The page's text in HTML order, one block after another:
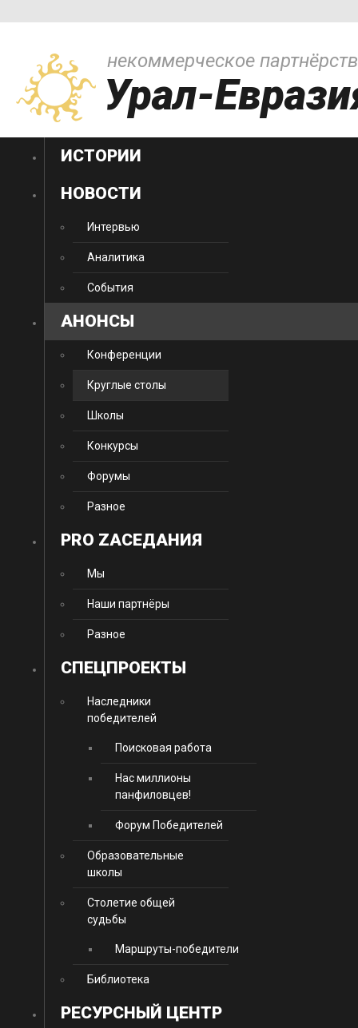
некоммерческое
Урал-
ИСТОРИИ
НОВОСТИ
Интервью
Аналитика
События
АНОНСЫ
Конференции
Круглые столы
Школы
Конкурсы
Форумы
Разное
PRO ZАСЕДАНИЯ
Мы
Наши партнёры
Разное
CПЕЦПРОЕКТЫ
Наследники
победителей
Поисковая работа
Нас миллионы
панфиловцев!
Форум Победителей
Образовательные
школы
Столетие общей
судьбы
Маршруты-победители
Библиотека
РЕСУРСНЫЙ ЦЕНТР